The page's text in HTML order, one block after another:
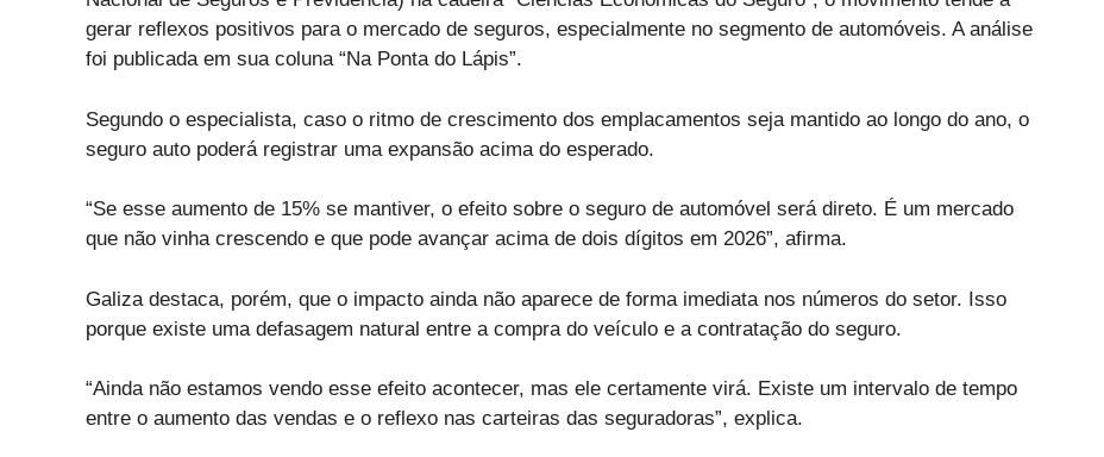
gerar reflexos positivos para o mercado de seguros, especialmente no segmento de automóveis. A análise
foi publicada em sua coluna “Na Ponta do Lápis”.
Segundo o especialista, caso o ritmo de crescimento dos emplacamentos seja mantido ao longo do ano, o
seguro auto poderá registrar uma expansão acima do esperado.
“Se esse aumento de 15% se mantiver, o efeito sobre o seguro de automóvel será direto. É um mercado
que não vinha crescendo e que pode avançar acima de dois dígitos em 2026”, afirma.
Galiza destaca, porém, que o impacto ainda não aparece de forma imediata nos números do setor. Isso
porque existe uma defasagem natural entre a compra do veículo e a contratação do seguro.
“Ainda não estamos vendo esse efeito acontecer, mas ele certamente virá. Existe um intervalo de tempo
entre o aumento das vendas e o reflexo nas carteiras das seguradoras”, explica.